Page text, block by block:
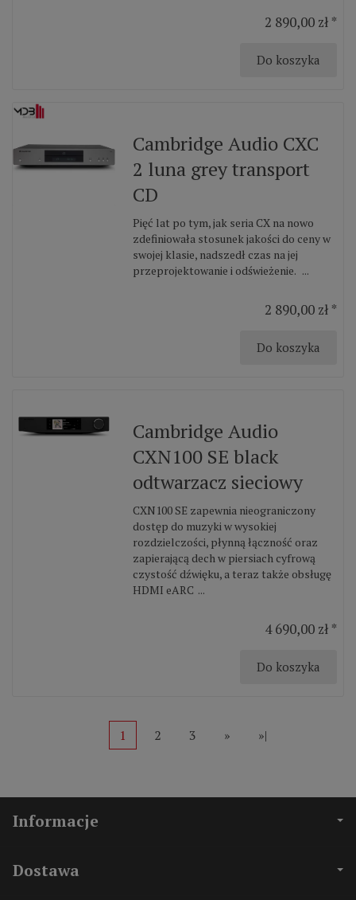
2 890,00 zł *
Do koszyka
Cambridge Audio CXC
2 luna grey transport
CD
Pięć lat po tym, jak seria CX na nowo
zdefiniowała stosunek jakości do ceny w
swojej klasie, nadszedł czas na jej
przeprojektowanie i odświeżenie. ...
2 890,00 zł *
Do koszyka
Cambridge Audio
CXN100 SE black
odtwarzacz sieciowy
CXN100 SE zapewnia nieograniczony
dostęp do muzyki w wysokiej
rozdzielczości, płynną łączność oraz
zapierającą dech w piersiach cyfrową
czystość dźwięku, a teraz także obsługę
HDMI eARC ...
4 690,00 zł *
Do koszyka
1 2 3 » »|
Informacje
Dostawa